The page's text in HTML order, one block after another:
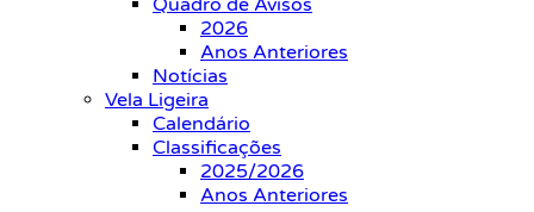
Quadro de Avisos
2026
Anos Anteriores
Notícias
Vela Ligeira
Calendário
Classificações
2025/2026
Anos Anteriores